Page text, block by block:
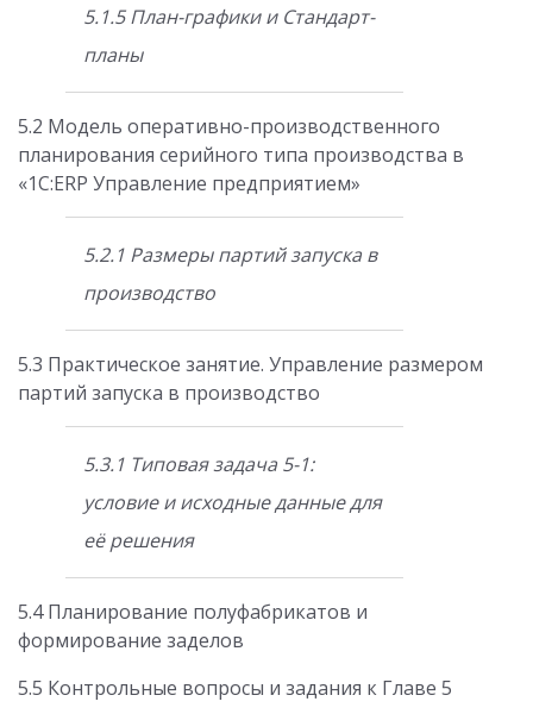
5.1.5 План-графики и Стандарт-
планы
5.2 Модель оперативно-производственного
планирования серийного типа производства в
«1С:ERP Управление предприятием»
5.2.1 Размеры партий запуска в
производство
5.3 Практическое занятие. Управление размером
партий запуска в производство
5.3.1 Типовая задача 5-1:
условие и исходные данные для
её решения
5.4 Планирование полуфабрикатов и
формирование заделов
5.5 Контрольные вопросы и задания к Главе 5